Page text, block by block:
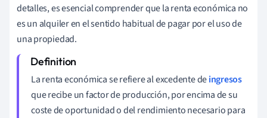
detalles, es esencial comprender que la renta económica no
es un alquiler en el sentido habitual de pagar por el uso de
una propiedad.
La renta económica se refiere al excedente deingresos
que recibe un factor de producción, por encima de su
coste de oportunidad o del rendimiento necesario para